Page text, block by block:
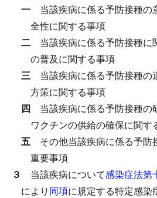
一 当該疾病に係る予防接種の
全性に関する事項
二 当該疾病に係る予防接種に
の普及に関する事項
三 当該疾病に係る予防接種の
方策に関する事項
四 当該疾病に係る予防接種の
ワクチンの供給の確保に関す
五 その他当該疾病に係る予防
重要事項
３ 当該疾病について感染症法第
により 同項に規定する特定感染